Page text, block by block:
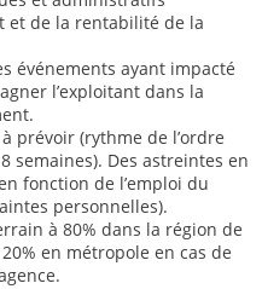
et de la rentabilité de la
événements ayant impacté
l’exploitant dans la
prévoir (rythme de l’ordre
semaines). Des astreintes en
fonction de l’emploi du
personnelles).
à 80% dans la région de
en métropole en cas de